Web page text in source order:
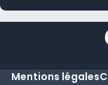
Mentions légales